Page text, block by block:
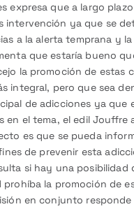
expresa que a largo
intervención ya que se
a la alerta temprana y
que estaría bueno
la promoción de estas
integral, pero que sea
de adicciones ya que
en el tema, el edil Jouffre
es que se pueda
de prevenir esta
si hay una posibilidad
prohíba la promoción de
en conjunto